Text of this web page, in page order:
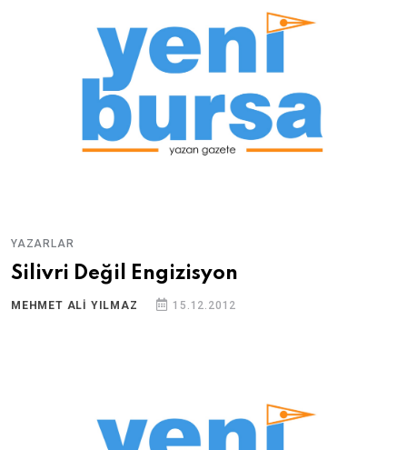
YAZARLAR
Silivri Değil Engizisyon
MEHMET ALI YILMAZ 15.12.2012